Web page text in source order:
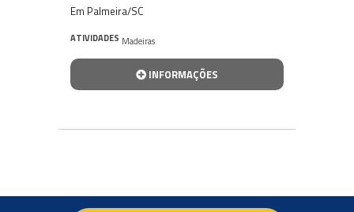
Em Palmeira/SC
ATIVIDADES Madeiras
INFORMAÇÕES